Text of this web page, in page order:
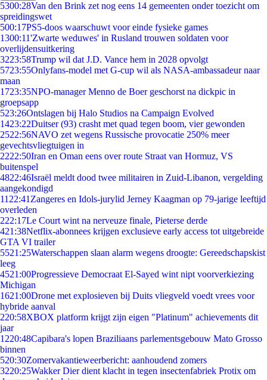
5300:28Van den Brink zet nog eens 14 gemeenten onder toezicht om
spreidingswet
500:17PS5-doos waarschuwt voor einde fysieke games
1300:11'Zwarte weduwes' in Rusland trouwen soldaten voor
overlijdensuitkering
3223:58Trump wil dat J.D. Vance hem in 2028 opvolgt
5723:55Onlyfans-model met G-cup wil als NASA-ambassadeur naar
maan
1723:35NPO-manager Menno de Boer geschorst na dickpic in
groepsapp
523:26Ontslagen bij Halo Studios na Campaign Evolved
1423:22Duitser (93) crasht met quad tegen boom, vier gewonden
2522:56NAVO zet wegens Russische provocatie 250% meer
gevechtsvliegtuigen in
2222:50Iran en Oman eens over route Straat van Hormuz, VS
buitenspel
4822:46Israël meldt dood twee militairen in Zuid-Libanon, vergelding
aangekondigd
11 22:41 Zangeres en Idols-jurylid Jerney Kaagman op 79-jarige leeftijd
overleden
222:17Le Court wint na nerveuze finale, Pieterse derde
421:38Netflix-abonnees krijgen exclusieve early access tot uitgebreide
GTA VI trailer
5521:25Waterschappen slaan alarm wegens droogte: Gereedschapskist
leeg
4521:00Progressieve Democraat El-Sayed wint nipt voorverkiezing
Michigan
1621:00Drone met explosieven bij Duits vliegveld voedt vrees voor
hybride aanval
220:58XBOX platform krijgt zijn eigen "Platinum" achievements dit
jaar
1220:48Capibara's lopen Braziliaans parlementsgebouw Mato Grosso
binnen
520:30Zomervakantieweerbericht: aanhoudend zomers
3220:25Wakker Dier dient klacht in tegen insectenfabriek Protix om